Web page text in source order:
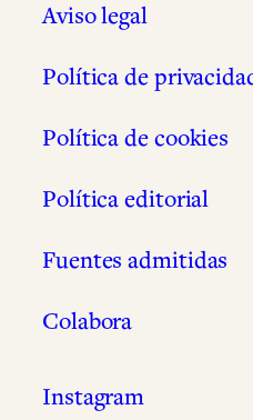
Aviso legal
Política de
Política de cookies
Política editorial
Fuentes admitidas
Colabora
Instagram